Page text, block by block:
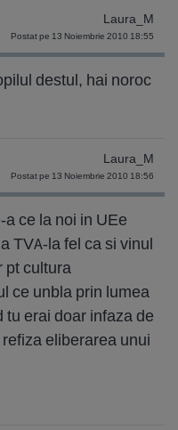
Laura_M
Postat pe 13 Noiembrie 2010 18:55
destul, hai noroc
Laura_M
Postat pe 13 Noiembrie 2010 18:56
ce la noi in UEe
TVA-la fel ca si vinul
pt cultura
ce unbla prin lumea
erai doar infaza de
eliberarea unui